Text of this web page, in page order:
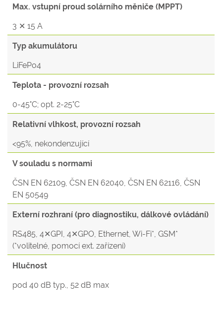
Max. vstupní proud solárního měniče (MPPT)
3 ✕ 15 A
Typ akumulátoru
LiFePo4
Teplota - provozní rozsah
0-45°C; opt. 2-25°C
Relativní vlhkost, provozní rozsah
<95%, nekondenzující
V souladu s normami
ČSN EN 62109, ČSN EN 62040, ČSN EN 62116, ČSN
EN 50549
Externí rozhraní (pro diagnostiku, dálkové ovládání)
RS485, 4✕GPI, 4✕GPO, Ethernet, Wi-Fi*, GSM*
(*volitelné, pomocí ext. zařízení)
Hlučnost
pod 40 dB typ., 52 dB max